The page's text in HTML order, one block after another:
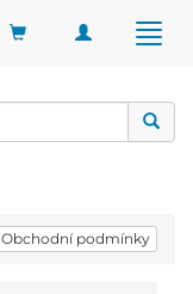
Toggle
Obchodní podmínky